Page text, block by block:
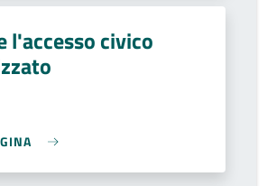
l'accesso civico